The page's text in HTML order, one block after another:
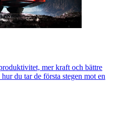
mer kraft och bättre
du tar de första stegen mot en